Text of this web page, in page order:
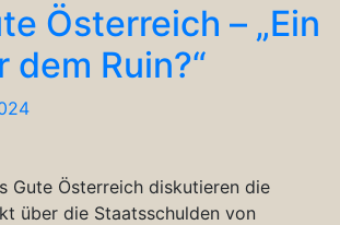
Österreich – „Ein
dem Ruin?“
Gute Österreich diskutieren die
über die Staatsschulden von